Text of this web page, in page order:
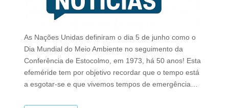
As Nações Unidas definiram o dia 5 de junho como o
Dia Mundial do Meio Ambiente no seguimento da
Conferência de Estocolmo, em 1973, há 50 anos! Esta
efeméride tem por objetivo recordar que o tempo está
a esgotar-se e que vivemos tempos de emergência…